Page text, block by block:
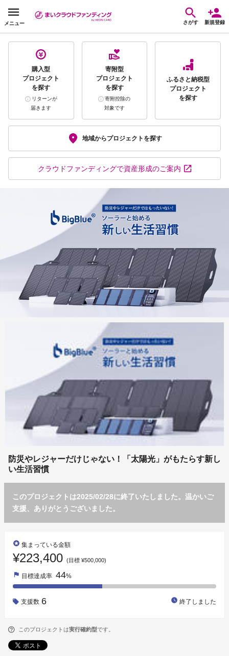
メニュー さがす 新規登録
購入型
プロジェクト
を探す
リターンが
届きます
寄附型
プロジェクト
を探す
寄附控除の
対象です
ふるさと納税型
プロジェクト
を探す
地域からプロジェクトを探す
クラウドファンディングで資産形成のご案内
防災やレジャーだけじゃない！「太陽光」がもたらす新し
い生活習慣
このプロジェクトは2025/02/28に終了いたしました。温かいご
支援、ありがとうございました。
stars 集まっている金額
¥223,400 (目標 ¥500,000)
flag 目標達成率 44%
支援数 6 watch_later 終了しました
このプロジェクトは実行確約型です。